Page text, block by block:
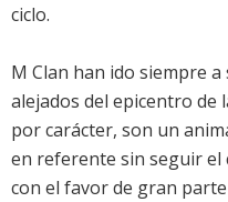
ciclo.
M Clan han ido siempre
alejados del epicentro de
por carácter, son un
en referente sin seguir el
con el favor de gran